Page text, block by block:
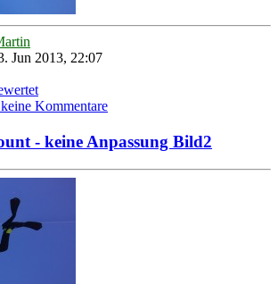
Jun 2013, 22:07
Kommentare
- keine Anpassung Bild2